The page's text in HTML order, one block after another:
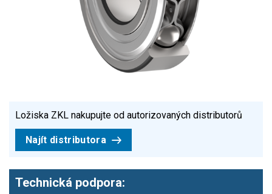
Ložiska ZKL nakupujte od autorizovaných distributorů
Najít distributora
Technická podpora: